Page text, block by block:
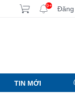
9+ Đăng
TIN MỚI